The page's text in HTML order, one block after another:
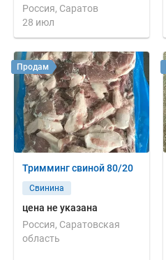
Россия, Саратов
28 июл
Тримминг свиной 80/20
Свинина
цена не указана
Россия, Саратовская
область
Продам